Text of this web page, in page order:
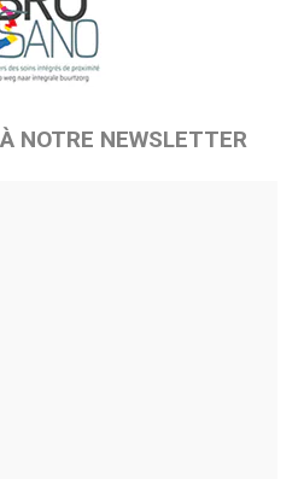
NOTRE NEWSLETTER